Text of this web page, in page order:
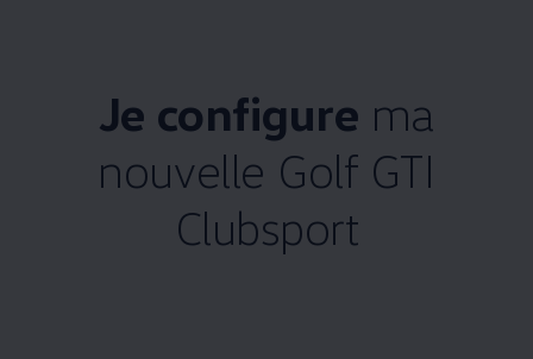
Je configure ma
nouvelle Golf GTI
Clubsport